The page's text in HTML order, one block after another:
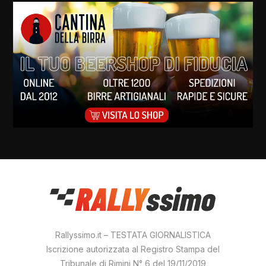
Rallyssimo.it – TESTATA GIORNALISTICA
Iscrizione autorizzata al Registro Stampa del
Tribunale di Rimini N° 6 del 19/11/2019